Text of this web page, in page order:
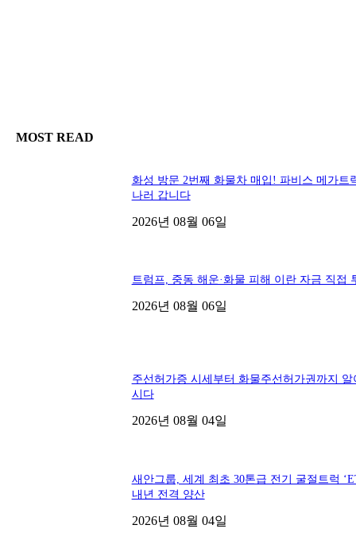
MOST READ
화성 방문 2번째 화물차 매입! 파비스 메가트
나러 갑니다
2026년 08월 06일
트럼프, 중동 해운·화물 피해 이란 자금 직접
2026년 08월 06일
주선허가증 시세부터 화물주선허가권까지 알
시다
2026년 08월 04일
새안그룹, 세계 최초 30톤급 전기 굴절트럭
내년 전격 양산
2026년 08월 04일